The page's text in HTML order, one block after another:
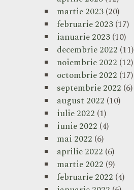
martie 2023(20)
februarie 2023(17)
ianuarie 2023(10)
decembrie 2022 (11)
noiembrie 2022 (12)
octombrie 2022 (17)
septembrie 2022 (6)
august 2022 (10)
iulie 2022 (1)
iunie 2022 (4)
mai 2022 (6)
aprilie 2022 (6)
martie 2022 (9)
februarie 2022 (4)